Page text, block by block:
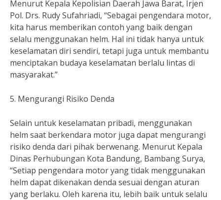
Menurut Kepala Kepolisian Daerah Jawa Barat, Irjen
Pol. Drs. Rudy Sufahriadi, “Sebagai pengendara motor,
kita harus memberikan contoh yang baik dengan
selalu menggunakan helm. Hal ini tidak hanya untuk
keselamatan diri sendiri, tetapi juga untuk membantu
menciptakan budaya keselamatan berlalu lintas di
masyarakat.”
5. Mengurangi Risiko Denda
Selain untuk keselamatan pribadi, menggunakan
helm saat berkendara motor juga dapat mengurangi
risiko denda dari pihak berwenang. Menurut Kepala
Dinas Perhubungan Kota Bandung, Bambang Surya,
“Setiap pengendara motor yang tidak menggunakan
helm dapat dikenakan denda sesuai dengan aturan
yang berlaku. Oleh karena itu, lebih baik untuk selalu